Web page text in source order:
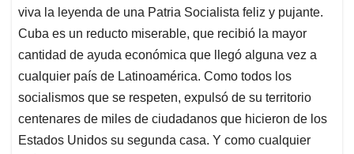
viva la leyenda de una Patria Socialista feliz y pujante.
Cuba es un reducto miserable, que recibió la mayor
cantidad de ayuda económica que llegó alguna vez a
cualquier país de Latinoamérica. Como todos los
socialismos que se respeten, expulsó de su territorio
centenares de miles de ciudadanos que hicieron de los
Estados Unidos su segunda casa. Y como cualquier